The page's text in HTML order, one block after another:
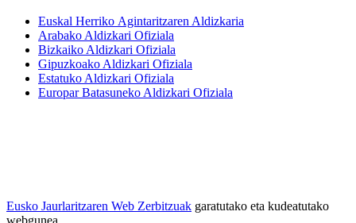
Euskal Herriko Agintaritzaren Aldizkaria
Arabako Aldizkari Ofiziala
Bizkaiko Aldizkari Ofiziala
Gipuzkoako Aldizkari Ofiziala
Estatuko Aldizkari Ofiziala
Europar Batasuneko Aldizkari Ofiziala
Eusko Jaurlaritzaren Web Zerbitzuak garatutako eta kudeatutako